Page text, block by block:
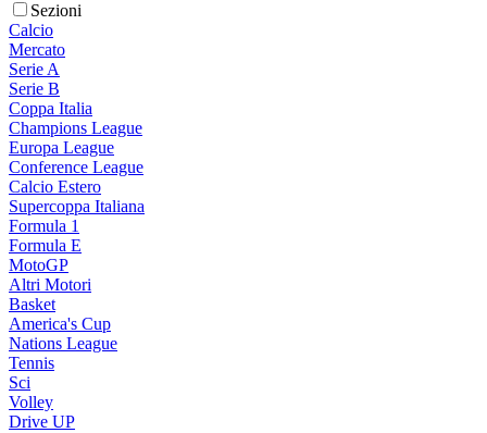
Sezioni
Calcio
Mercato
Serie A
Serie B
Coppa Italia
Champions League
Europa League
Conference League
Calcio Estero
Supercoppa Italiana
Formula 1
Formula E
MotoGP
Altri Motori
Basket
America's Cup
Nations League
Tennis
Sci
Volley
Drive UP